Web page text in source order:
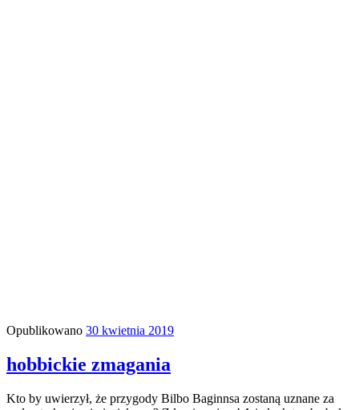
Opublikowano 30 kwietnia 2019
hobbickie zmagania
Kto by uwierzył, że przygody Bilbo Baginnsa zostaną uznane za